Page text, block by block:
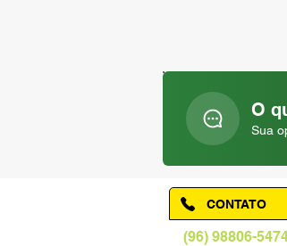
O
Sua
(96) 98806-
CONTATO